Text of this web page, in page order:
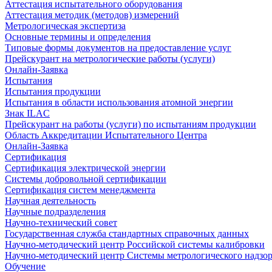
Аттестация испытательного оборудования
Аттестация методик (методов) измерений
Метрологическая экспертиза
Основные термины и определения
Типовые формы документов на предоставление услуг
Прейскурант на метрологические работы (услуги)
Онлайн-Заявка
Испытания
Испытания продукции
Испытания в области использования атомной энергии
Знак ILAC
Прейскурант на работы (услуги) по испытаниям продукции
Область Аккредитации Испытательного Центра
Онлайн-Заявка
Сертификация
Сертификация электрической энергии
Системы добровольной сертификации
Сертификация систем менеджмента
Научная деятельность
Научные подразделения
Научно-технический совет
Государственная служба стандартных справочных данных
Научно-методический центр Российской системы калибровки
Научно-методический центр Системы метрологического
Обучение